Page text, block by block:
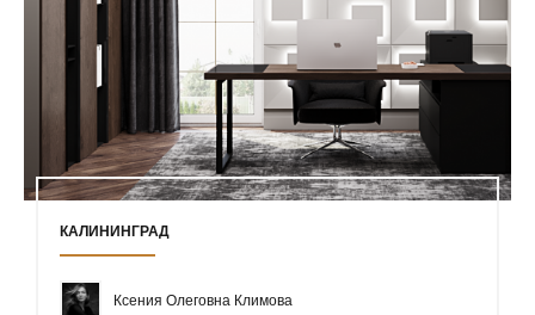
КАЛИНИНГРАД
Ксения Олеговна Климова